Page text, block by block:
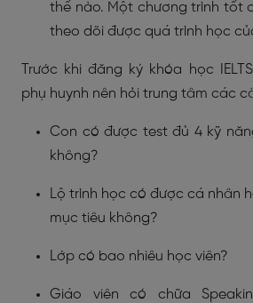
thế nào. Một chương trình tốt
theo dõi được quá trình học
Trước khi đăng ký khóa học
phụ huynh nên hỏi trung tâm các
Con có được test đủ 4 kỹ
không?
Lộ trình học có được cá nhân
mục tiêu không?
Lớp có bao nhiêu học viên?
Giáo viên có chữa